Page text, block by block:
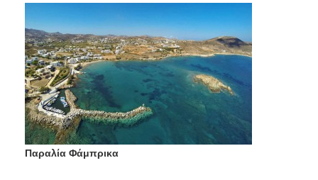
Παραλία Φάμπρικα